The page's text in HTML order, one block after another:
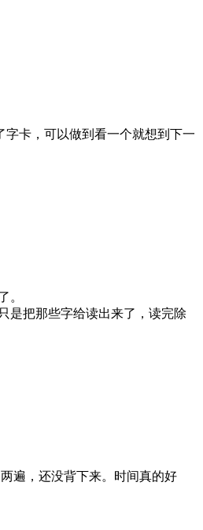
卡，可以做到看一个就想到下一
。
是把那些字给读出来了，读完除
遍，还没背下来。时间真的好